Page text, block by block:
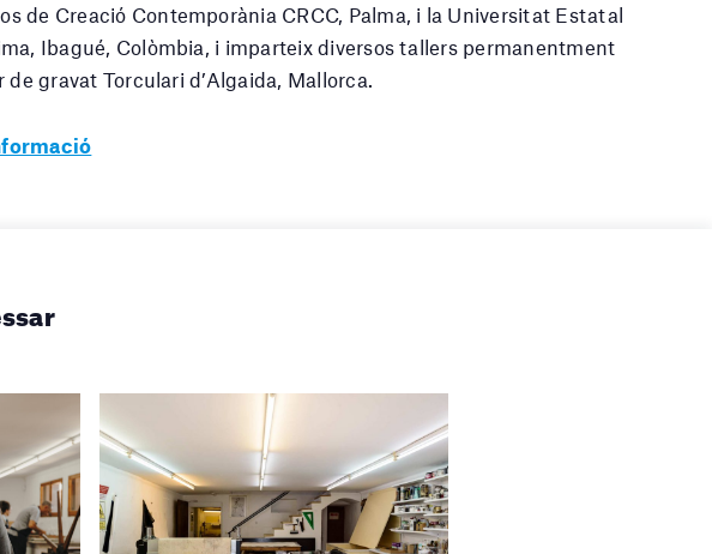
de Creació Contemporània CRCC, Palma, i la Universitat Estatal
Ibagué, Colòmbia, i imparteix diversos tallers permanentment
de gravat Torculari d’Algaida, Mallorca.